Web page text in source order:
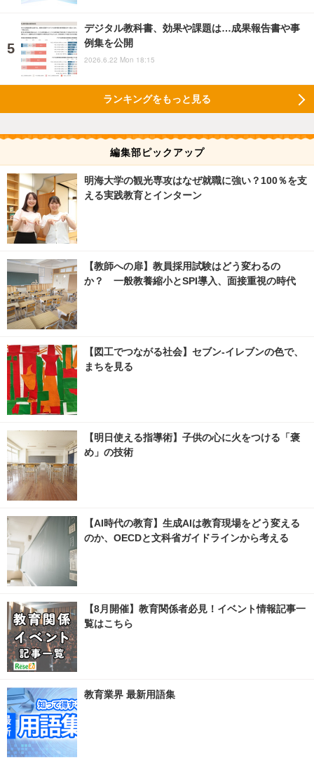
デジタル教科書、効果や課題は…成果報告書や事
例集を公開
2026.6.22 Mon 18:15
ランキングをもっと見る
編集部ピックアップ
明海大学の観光専攻はなぜ就職に強い？100％を支
える実践教育とインターン
【教師への扉】教員採用試験はどう変わるの
か？ 一般教養縮小とSPI導入、面接重視の時代
【図工でつながる社会】セブン‐イレブンの色で、
まちを見る
【明日使える指導術】子供の心に火をつける「褒
め」の技術
【AI時代の教育】生成AIは教育現場をどう変える
のか、OECDと文科省ガイドラインから考える
【8月開催】教育関係者必見！イベント情報記事一
覧はこちら
教育業界 最新用語集